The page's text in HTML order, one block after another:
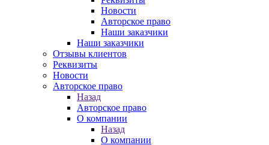
Новости
Авторское право
Наши заказчики
Наши заказчики
Отзывы клиентов
Реквизиты
Новости
Авторское право
Назад
Авторское право
О компании
Назад
О компании